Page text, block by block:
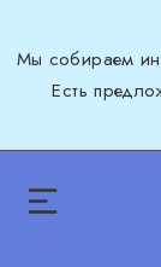
Мы собираем
Есть